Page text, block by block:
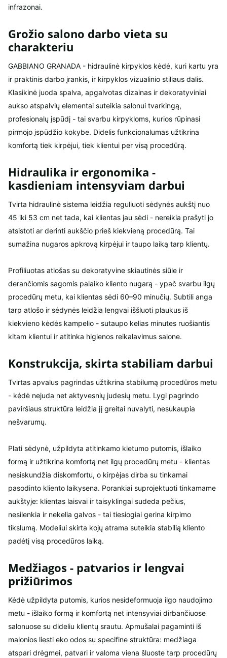
infrazonai.
Grožio salono darbo vieta su
charakteriu
GABBIANO GRANADA - hidraulinė kirpyklos kėdė, kuri kartu yra
ir praktinis darbo įrankis, ir kirpyklos vizualinio stiliaus dalis.
Klasikinė juoda spalva, apgalvotas dizainas ir dekoratyviniai
aukso atspalvių elementai suteikia salonui tvarkingą,
profesionalų įspūdį - tai svarbu kirpykloms, kurios rūpinasi
pirmojo įspūdžio kokybe. Didelis funkcionalumas užtikrina
komfortą tiek kirpėjui, tiek klientui per visą procedūrą.
Hidraulika ir ergonomika -
kasdieniam intensyviam darbui
Tvirta hidraulinė sistema leidžia reguliuoti sėdynės aukštį nuo
45 iki 53 cm net tada, kai klientas jau sėdi - nereikia prašyti jo
atsistoti ar derinti aukščio prieš kiekvieną procedūrą. Tai
sumažina nugaros apkrovą kirpėjui ir taupo laiką tarp klientų.
Profiliuotas atlošas su dekoratyvine skiautinės siūle ir
derančiomis sagomis palaiko kliento nugarą - ypač svarbu ilgų
procedūrų metu, kai klientas sėdi 60–90 minučių. Subtili anga
tarp atlošo ir sėdynės leidžia lengvai iššluoti plaukus iš
kiekvieno kėdės kampelio - sutaupo kelias minutes ruošiantis
kitam klientui ir atitinka higienos reikalavimus salone.
Konstrukcija, skirta stabiliam darbui
Tvirtas apvalus pagrindas užtikrina stabilumą procedūros metu
- kėdė nejuda net aktyvesnių judesių metu. Lygi pagrindo
paviršiaus struktūra leidžia jį greitai nuvalyti, nesukaupia
nešvarumų.
Plati sėdynė, užpildyta atitinkamo kietumo putomis, išlaiko
formą ir užtikrina komfortą net ilgų procedūrų metu - klientas
nesiskundžia diskomfortu, o kirpėjas dirba su tinkamai
pasodinto kliento laikysena. Porankiai suprojektuoti tinkamame
aukštyje: klientas laisvai ir taisyklingai sudeda pečius,
nesilenkia ir nekelia galvos - tai tiesiogiai gerina kirpimo
tikslumą. Modeliui skirta kojų atrama suteikia stabilią kliento
padėtį visą procedūros laiką.
Medžiagos - patvarios ir lengvai
prižiūrimos
Kėdė užpildyta putomis, kurios nesideformuoja ilgo naudojimo
metu - išlaiko formą ir komfortą net intensyviai dirbančiuose
salonuose su dideliu klientų srautu. Apmušalai pagaminti iš
malonios liesti eko odos su specifine struktūra: medžiaga
atspari drėgmei, patvari ir valoma viena šluoste tarp procedūrų